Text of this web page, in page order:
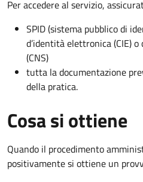
Per accedere al servizio,
SPID (sistema pubblico di
d’identità elettronica (CIE)
(CNS)
tutta la documentazione
della pratica.
Cosa si ottiene
Quando il procedimento
positivamente si ottiene un